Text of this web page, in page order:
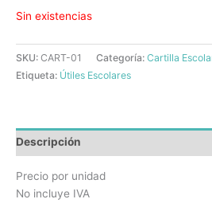
Sin existencias
SKU: CART-01 Categoría: Cartilla
Etiqueta: Útiles Escolares
Descripción
Precio por unidad
No incluye IVA